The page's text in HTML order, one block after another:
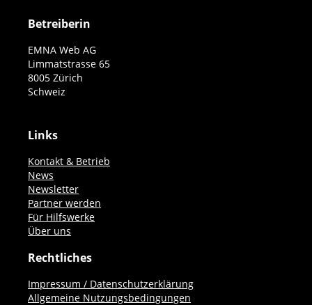
Betreiberin
EMNA Web AG
Limmatstrasse 65
8005 Zürich
Schweiz
Links
Kontakt & Betrieb
News
Newsletter
Partner werden
Für Hilfswerke
Über uns
Rechtliches
Impressum / Datenschutzerklärung
Allgemeine Nutzungsbedingungen